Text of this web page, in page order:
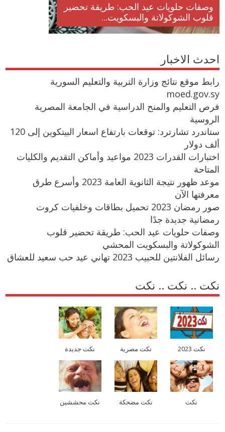
وصفات حلويات عيد الحب: طريقة تحضير
قلوب الشوكولاتة والبسكويت...
احدث الاخبار
رابط موقع نتائج وزارة التربية والتعليم السورية
moed.gov.sy
فرص التعليم والمنح الدراسية في الجامعة المصرية
الروسية
ستاندرد تشارترد: توقعات بارتفاع اسعار البيتكوين إلى 120
ألف دولار
اختبارات القدرات 2023 مواعيد وأماكن التقديم والكليات
المتاحة
موعد ظهور نتيجة الثانوية العامة 2023 وأسرع طرق
معرفتها الآن
صور رمضان 2023 تحميل بطاقات وخلفيات كروت
رمضانية جديدة جدًا
وصفات حلويات عيد الحب: طريقة تحضير قلوب
الشوكولاتة والبسكويت المحشي
رسائل الفلانتين للحبيب 2023 تهاني عيد حب سعيد للعشاق
نكت .. نكت .. نكت
نكت 2023 نكت مصرية نكت جديدة
نكت نكت مضحكة نكت محششين